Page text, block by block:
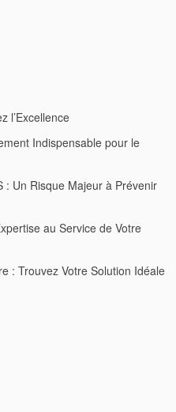
l’Excellence
Indispensable pour le
: Un Risque Majeur à Prévenir
au Service de Votre
: Trouvez Votre Solution Idéale